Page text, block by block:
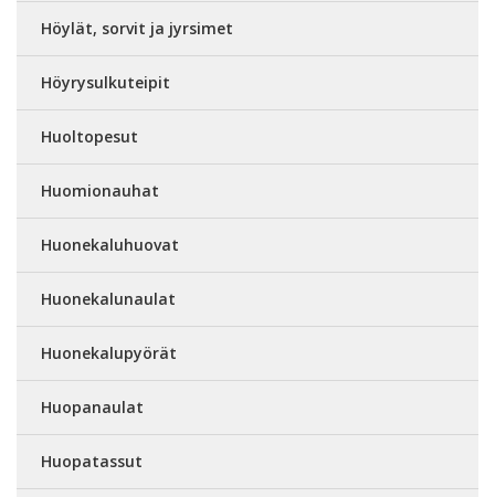
Höylät, sorvit ja jyrsimet
Höyrysulkuteipit
Huoltopesut
Huomionauhat
Huonekaluhuovat
Huonekalunaulat
Huonekalupyörät
Huopanaulat
Huopatassut